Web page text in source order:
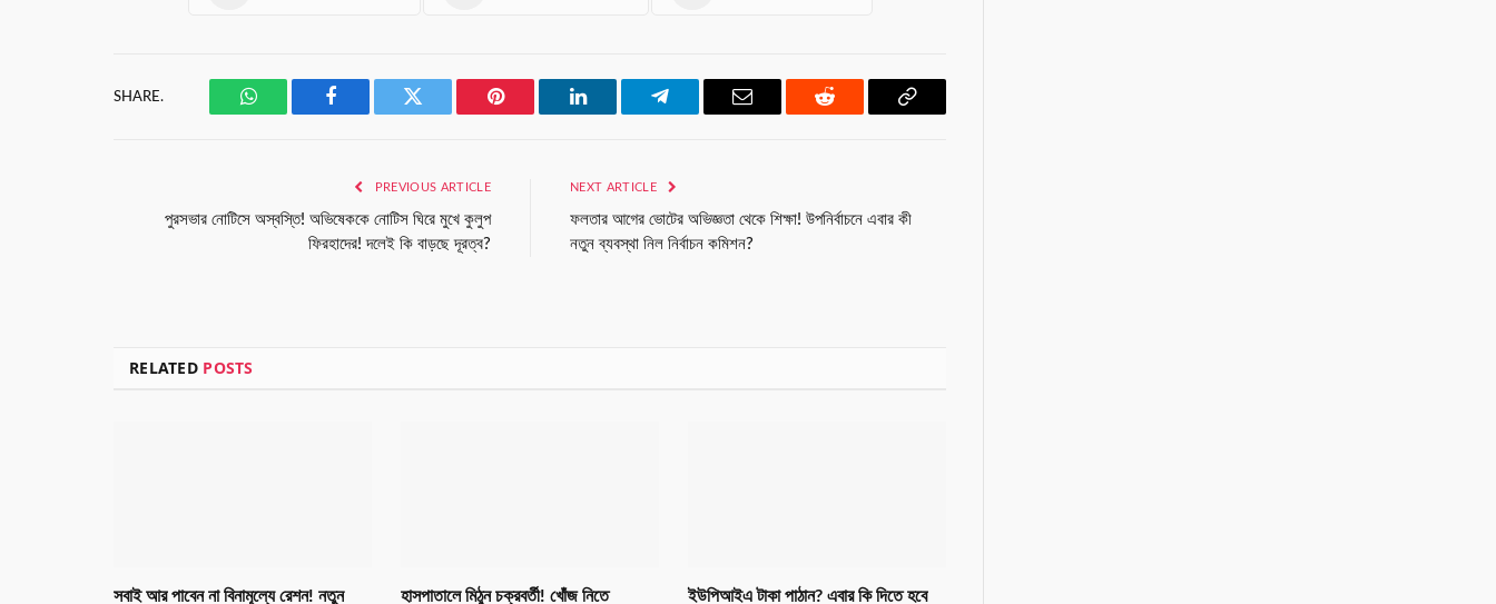
SHARE.
WhatsAppFacebook Twitter Pinterest LinkedIn Telegram Email Reddit
Copy
PREVIOUS ARTICLE
পুরসভার নোটিসে অস্বস্তি! অভিষেককে নোটিস ঘিরে মুখে কুলুপ
ফিরহাদের! দলেই কি বাড়ছে দূরত্ব?
NEXT ARTICLE
ফলতার আগের ভোটের অভিজ্ঞতা থেকে শিক্ষা! উপনির্বাচনে এবার কী
নতুন ব্যবস্থা নিল নির্বাচন কমিশন?
RELATED POSTS
সবাই আর পাবেন না বিনামূল্যে রেশন! নতুন হাসপাতালে মিঠুন চক্রবর্তী! খোঁজ নিতে ইউপিআইএ টাকা পাঠান? এবার কি দিতে হবে